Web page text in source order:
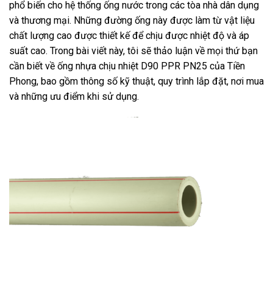
phổ biến cho hệ thống ống nước trong các tòa nhà dân dụng
và thương mại. Những đường ống này được làm từ vật liệu
chất lượng cao được thiết kế để chịu được nhiệt độ và áp
suất cao. Trong bài viết này, tôi sẽ thảo luận về mọi thứ bạn
cần biết về ống nhựa chịu nhiệt D90 PPR PN25 của Tiền
Phong, bao gồm thông số kỹ thuật, quy trình lắp đặt, nơi mua
và những ưu điểm khi sử dụng.